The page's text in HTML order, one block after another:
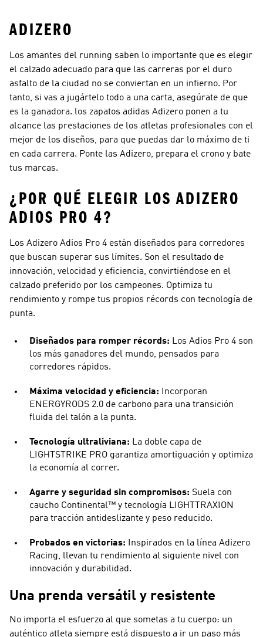
ADIZERO
Los amantes del running saben lo importante que es elegir
el calzado adecuado para que las carreras por el duro
asfalto de la ciudad no se conviertan en un infierno. Por
tanto, si vas a jugártelo todo a una carta, asegúrate de que
es la ganadora. los zapatos adidas Adizero ponen a tu
alcance las prestaciones de los atletas profesionales con el
mejor de los diseños, para que puedas dar lo máximo de ti
en cada carrera. Ponte las Adizero, prepara el crono y bate
tus marcas.
¿POR QUÉ ELEGIR LOS ADIZERO
ADIOS PRO 4?
Los Adizero Adios Pro 4 están diseñados para corredores
que buscan superar sus límites. Son el resultado de
innovación, velocidad y eficiencia, convirtiéndose en el
calzado preferido por los campeones. Optimiza tu
rendimiento y rompe tus propios récords con tecnología de
punta.
Diseñados para romper récords: Los Adios Pro 4 son
los más ganadores del mundo, pensados para
corredores rápidos.
Máxima velocidad y eficiencia: Incorporan
ENERGYRODS 2.0 de carbono para una transición
fluida del talón a la punta.
Tecnología ultraliviana: La doble capa de
LIGHTSTRIKE PRO garantiza amortiguación y optimiza
la economía al correr.
Agarre y seguridad sin compromisos: Suela con
caucho Continental™ y tecnología LIGHTTRAXION
para tracción antideslizante y peso reducido.
Probados en victorias: Inspirados en la línea Adizero
Racing, llevan tu rendimiento al siguiente nivel con
innovación y durabilidad.
Una prenda versátil y resistente
No importa el esfuerzo al que sometas a tu cuerpo: un
auténtico atleta siempre está dispuesto a ir un paso más